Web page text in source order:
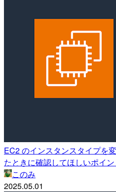
EC2 のインスタンスタイプを
たときに確認してほしいポイン
このみ
2025.05.01